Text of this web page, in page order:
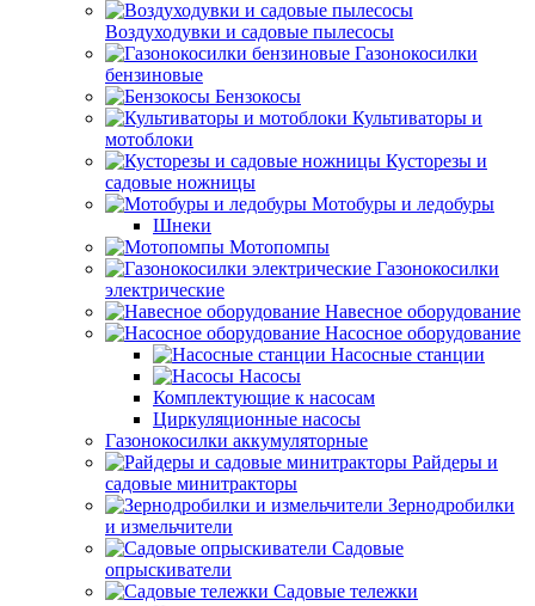
Воздуходувки и садовые пылесосы
Газонокосилки
бензиновые
Бензокосы
Культиваторы и
мотоблоки
Кусторезы и
садовые ножницы
Мотобуры и ледобуры
Шнеки
Мотопомпы
Газонокосилки
электрические
Навесное оборудование
Насосное оборудование
Насосные станции
Насосы
Комплектующие к насосам
Циркуляционные насосы
Газонокосилки аккумуляторные
Райдеры и
садовые минитракторы
Зернодробилки
и измельчители
Садовые
опрыскиватели
Садовые тележки